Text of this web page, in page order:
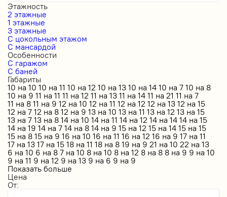
Этажность
2 этажные
1 этажные
3 этажные
С цокольным этажом
С мансардой
Особенности
С гаражом
С баней
Габариты
10 на 10 10 на 11 10 на 12 10 на 13 10 на 14 10 на 7 10 на 8
10 на 9 11 на 11 11 на 12 11 на 13 11 на 14 11 на 21 11 на 7
11 на 8 11 на 9 12 на 10 12 на 11 12 на 12 12 на 13 12 на 15
12 на 7 12 на 8 12 на 9 13 на 10 13 на 11 13 на 12 13 на 15
13 на 7 13 на 8 14 на 10 14 на 11 14 на 12 14 на 14 14 на 15
14 на 19 14 на 7 14 на 8 14 на 9 15 на 12 15 на 14 15 на 15
15 на 8 15 на 9 16 на 10 16 на 11 16 на 12 16 на 9 17 на 11
17 на 13 17 на 15 18 на 11 18 на 8 19 на 9 21 на 10 22 на 13
6 на 10 6 на 8 7 на 10 8 на 10 8 на 12 8 на 8 8 на 9 9 на 10
9 на 11 9 на 12 9 на 13 9 на 6 9 на 9
Показать больше
Цена
От: